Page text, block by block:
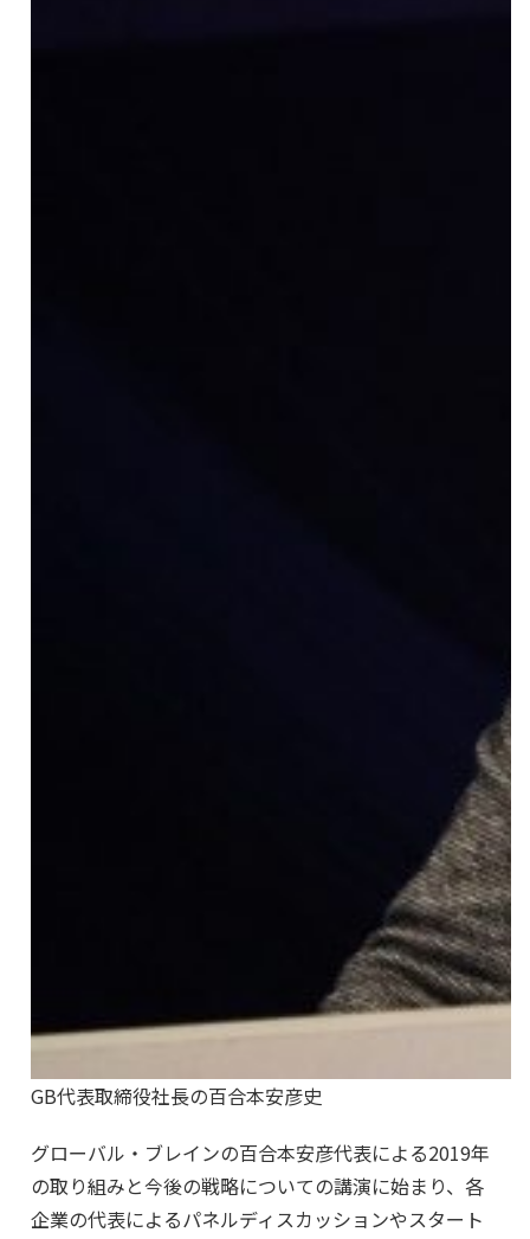
GB代表取締役社長の百合本安彦史
グローバル・ブレインの百合本安彦代表による2019年
の取り組みと今後の戦略についての講演に始まり、各
企業の代表によるパネルディスカッションやスタート